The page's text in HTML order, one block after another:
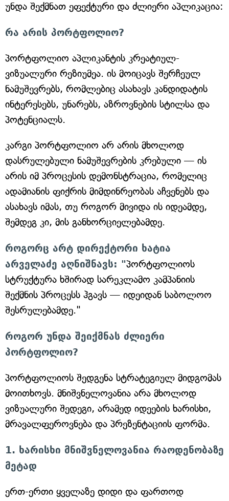
უნდა შექმნათ ეფექტური და ძლიერი აპლიკაცია:
რა არის პორტფოლიო?
პორტფოლიო აპლიკანტის კრეატიულ-
ვიზუალური რეზიუმეა. ის მოიცავს შერჩეულ
ნამუშევრებს, რომლებიც ასახავს კანდიდატის
ინტერესებს, უნარებს, აზროვნების სტილსა და
პოტენციალს.
კარგი პორტფოლიო არ არის მხოლოდ
დასრულებული ნამუშევრების კრებული — ის
არის იმ პროცესის დემონსტრაცია, რომელიც
ადამიანის ფიქრის მიმდინრეობას აჩვენებს და
ასახავს იმას, თუ როგორ მივიდა ის იდეამდე,
შემდეგ კი, მის განხორციელებამდე.
როგორც არტ დირექტორი ხატია
არველაძე აღნიშნავს: "პორტფოლიოს
სტრუქტურა ხშირად სარეკლამო კამპანიის
შექმნის პროცესს ჰგავს — იდეიდან საბოლოო
შესრულებამდე."
როგორ უნდა შეიქმნას ძლიერი
პორტფოლიო?
პორტფოლიოს შედგენა სტრატეგიულ მიდგომას
მოითხოვს. მნიშვნელოვანია არა მხოლოდ
ვიზუალური შედეგი, არამედ იდეების ხარისხი,
მრავალფეროვნება და პრეზენტაციის ფორმა.
1. ხარისხი მნიშვნელოვანია რაოდენობაზე
მეტად
ერთ-ერთი ყველაზე დიდი და ფართოდ